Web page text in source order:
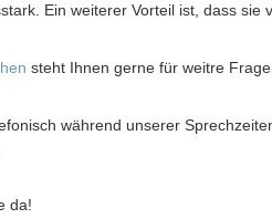
Ein weiterer Vorteil ist, dass
steht Ihnen gerne für weitre
während unserer
da!